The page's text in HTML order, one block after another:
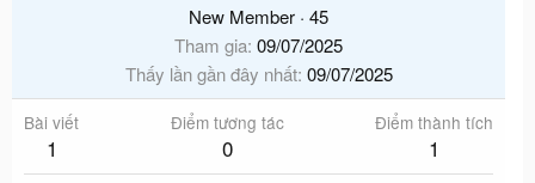
New Member · 45
Tham gia 09/07/2025
Thấy lần gần đây nhất 09/07/2025
Bài viết
1
Điểm tương tác
0
Điểm thành tích
1